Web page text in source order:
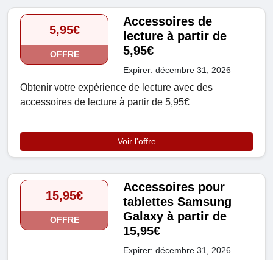
5,95€
OFFRE
Accessoires de
lecture à partir de
5,95€
Expirer: décembre 31, 2026
Obtenir votre expérience de lecture avec des
accessoires de lecture à partir de 5,95€
Voir l'offre
15,95€
OFFRE
Accessoires pour
tablettes Samsung
Galaxy à partir de
15,95€
Expirer: décembre 31, 2026